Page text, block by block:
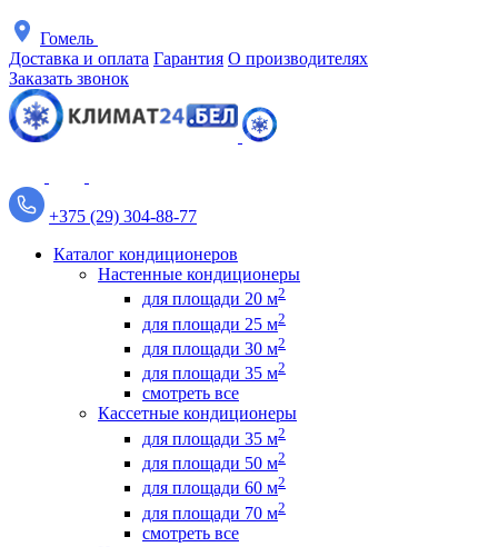
Гомель
Доставка и оплата Гарантия О производителях
Заказать звонок
+375 (29) 304-88-77
Каталог кондиционеров
Настенные кондиционеры
для площади 20 м2
для площади 25 м2
для площади 30 м2
для площади 35 м2
смотреть все
Кассетные кондиционеры
для площади 35 м2
для площади 50 м2
для площади 60 м2
для площади 70 м2
смотреть все